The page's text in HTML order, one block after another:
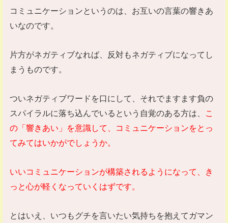
コミュニケーションというのは、お互いの言葉の響きあ
いなのです。
片方がネガティブなれば、反対もネガティブになってし
まうものです。
ついネガティブワードを口にして、それでますます負の
スパイラルに落ち込んでいるという自覚のある方は、
こ
の「響きあい」を意識して、コミュニケーションをとっ
てみてはいかがでしょうか。
いいコミュニケーションが構築されるようになって、き
っと心が軽くなっていくはずです。
とはいえ、いつもグチを言いたい気持ちを抱えてガマン